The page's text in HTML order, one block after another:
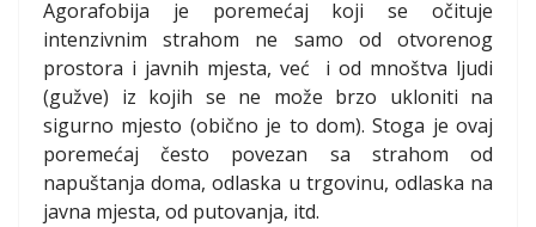
Agorafobija je poremećaj koji se očituje
intenzivnim strahom ne samo od otvorenog
prostora i javnih mjesta, već i od mnoštva ljudi
(gužve) iz kojih se ne može brzo ukloniti na
sigurno mjesto (obično je to dom). Stoga je ovaj
poremećaj često povezan sa strahom od
napuštanja doma, odlaska u trgovinu, odlaska na
javna mjesta, od putovanja, itd.